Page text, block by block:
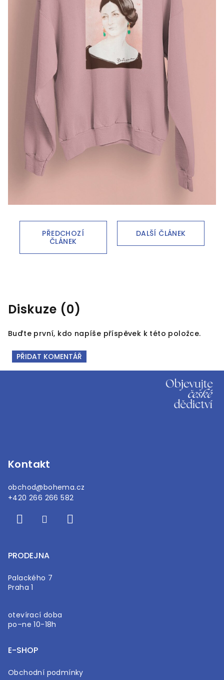
PŘEDCHOZÍ
ČLÁNEK
DALŠÍ ČLÁNEK
Diskuze (0)
Buďte první, kdo napíše příspěvek k této položce.
PŘIDAT KOMENTÁŘ
Kontakt
obchod@bohema.cz
+420 266 266 582
PRODEJNA
Palackého 7
Praha 1
otevírací doba
po–ne 10-18h
E-SHOP
Obchodní podmínky